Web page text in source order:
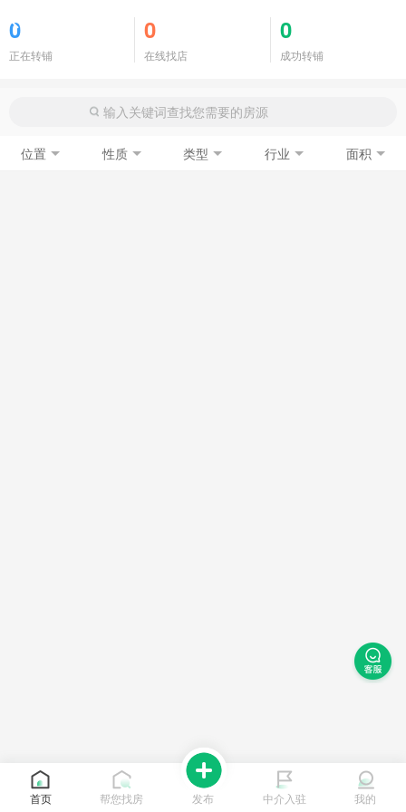
0
正在转铺
0
在线找店
0
成功转铺
位置 性质 类型 行业 面积
首页 帮您找房 发布 中介入驻 我的